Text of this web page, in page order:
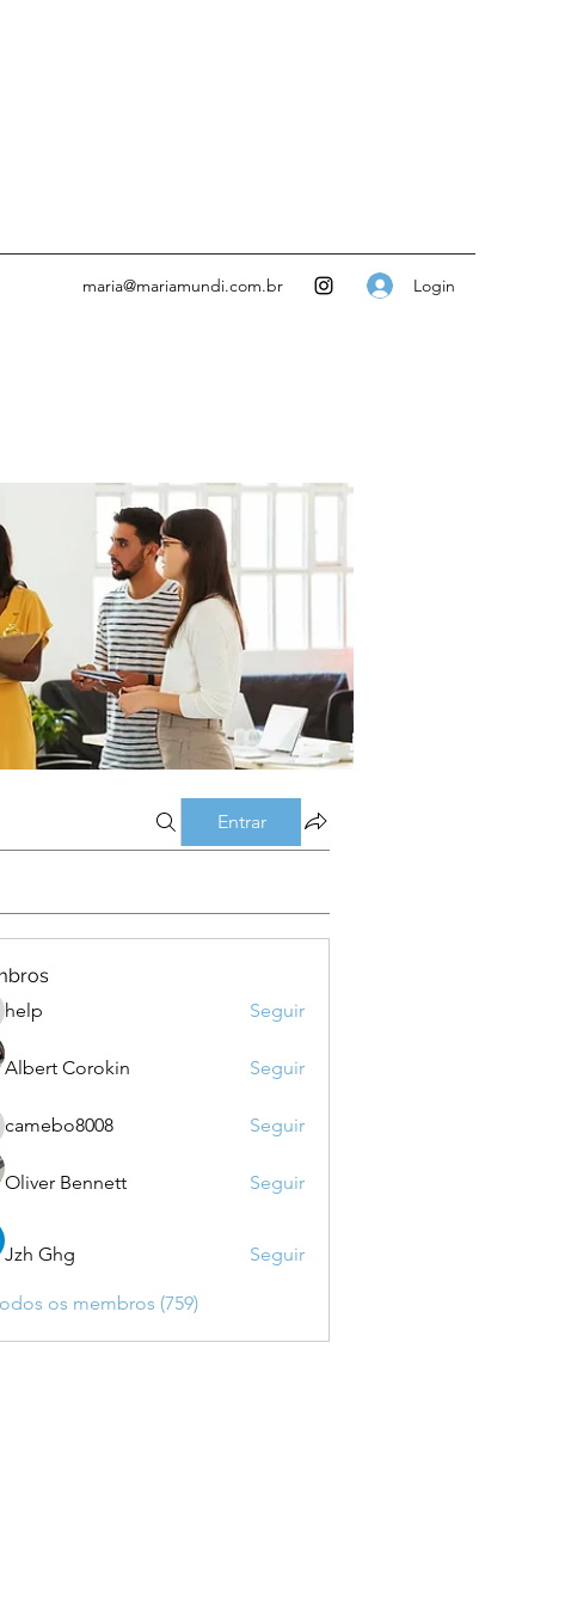
maria@mariamundi.com.br Login
Entrar
help Seguir
Albert Corokin Seguir
camebo8008 Seguir
Oliver Bennett Seguir
Jzh Ghg Seguir
os membros (759)